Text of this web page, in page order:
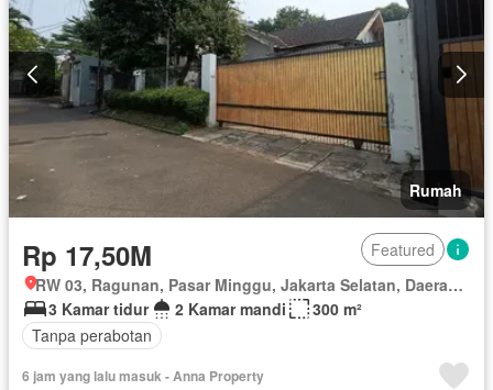
Rumah
Rp 17,50M
Featured
RW 03, Ragunan, Pasar Minggu, Jakarta Selatan, Daerah Khusus Ibukota Jakarta
3 Kamar tidur
2 Kamar mandi
300 m²
Tanpa perabotan
6 jam yang lalu masuk - Anna Property